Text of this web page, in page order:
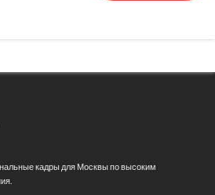
кадры для Москвы по высоким